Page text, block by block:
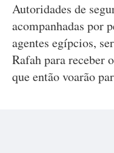
Autoridades de
acompanhadas por
agentes egípcios,
Rafah para receber
que então voarão